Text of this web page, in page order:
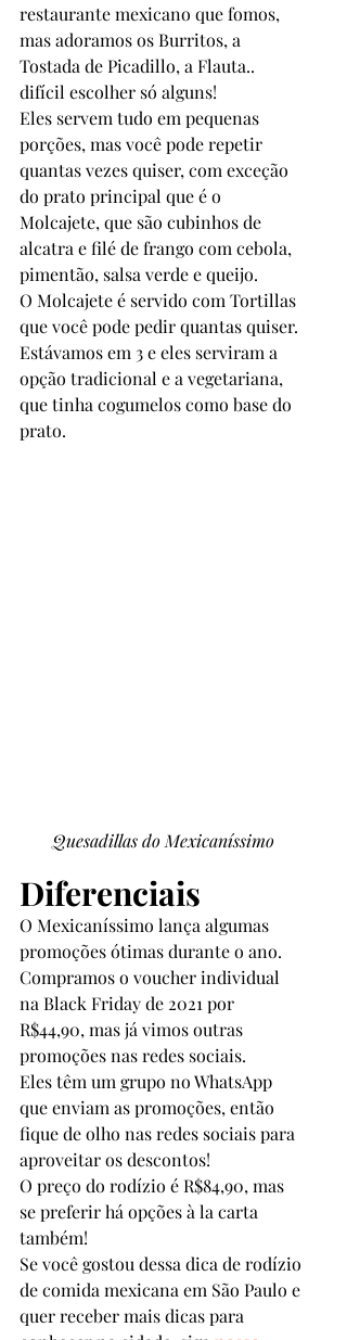
restaurante mexicano que fomos,
mas adoramos os Burritos, a
Tostada de Picadillo, a Flauta..
difícil escolher só alguns!
Eles servem tudo em pequenas
porções, mas você pode repetir
quantas vezes quiser, com exceção
do prato principal que é o
Molcajete, que são cubinhos de
alcatra e filé de frango com cebola,
pimentão, salsa verde e queijo.
O Molcajete é servido com Tortillas
que você pode pedir quantas quiser.
Estávamos em 3 e eles serviram a
opção tradicional e a vegetariana,
que tinha cogumelos como base do
prato.
Quesadillas do Mexicaníssimo
Diferenciais
O Mexicaníssimo lança algumas
promoções ótimas durante o ano.
Compramos o voucher individual
na Black Friday de 2021 por
R$44,90, mas já vimos outras
promoções nas redes sociais.
Eles têm um grupo no WhatsApp
que enviam as promoções, então
fique de olho nas redes sociais para
aproveitar os descontos!
O preço do rodízio é R$84,90, mas
se preferir há opções à la carta
também!
Se você gostou dessa dica de rodízio
de comida mexicana em São Paulo e
quer receber mais dicas para